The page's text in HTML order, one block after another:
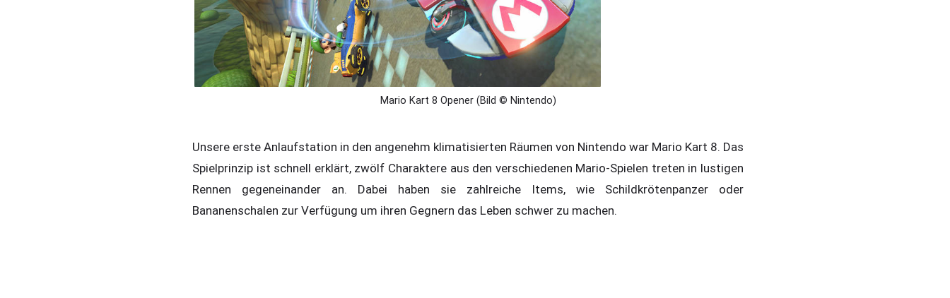
Mario Kart 8 Opener (Bild © Nintendo)
Unsere erste Anlaufstation in den angenehm klimatisierten Räumen von Nintendo war Mario Kart 8. Das
Spielprinzip ist schnell erklärt, zwölf Charaktere aus den verschiedenen Mario-Spielen treten in lustigen
Rennen gegeneinander an. Dabei haben sie zahlreiche Items, wie Schildkrötenpanzer oder
Bananenschalen zur Verfügung um ihren Gegnern das Leben schwer zu machen.